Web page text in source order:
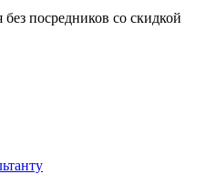
без посредников со скидкой